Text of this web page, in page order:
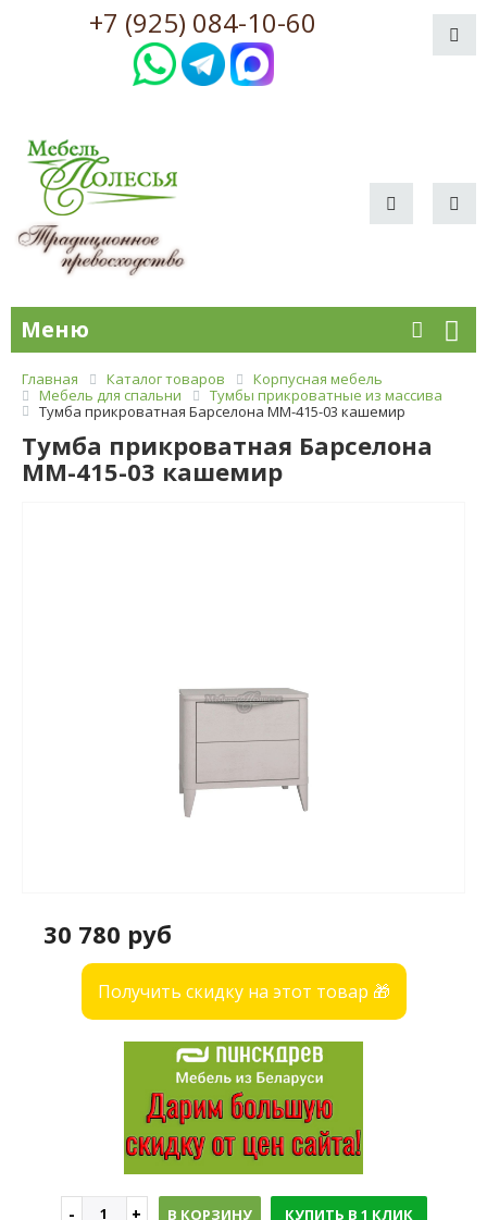
+7 (925) 084-10-60
Меню
Главная Каталог товаров
Корпусная мебель
Мебель для спальни
Тумбы прикроватные из массива
Тумба прикроватная Барселона ММ-415-03 кашемир
Тумба прикроватная Барселона
ММ-415-03 кашемир
30 780 руб
Получить скидку на этот товар 🎁
В КОРЗИНУ КУПИТЬ В 1 КЛИК